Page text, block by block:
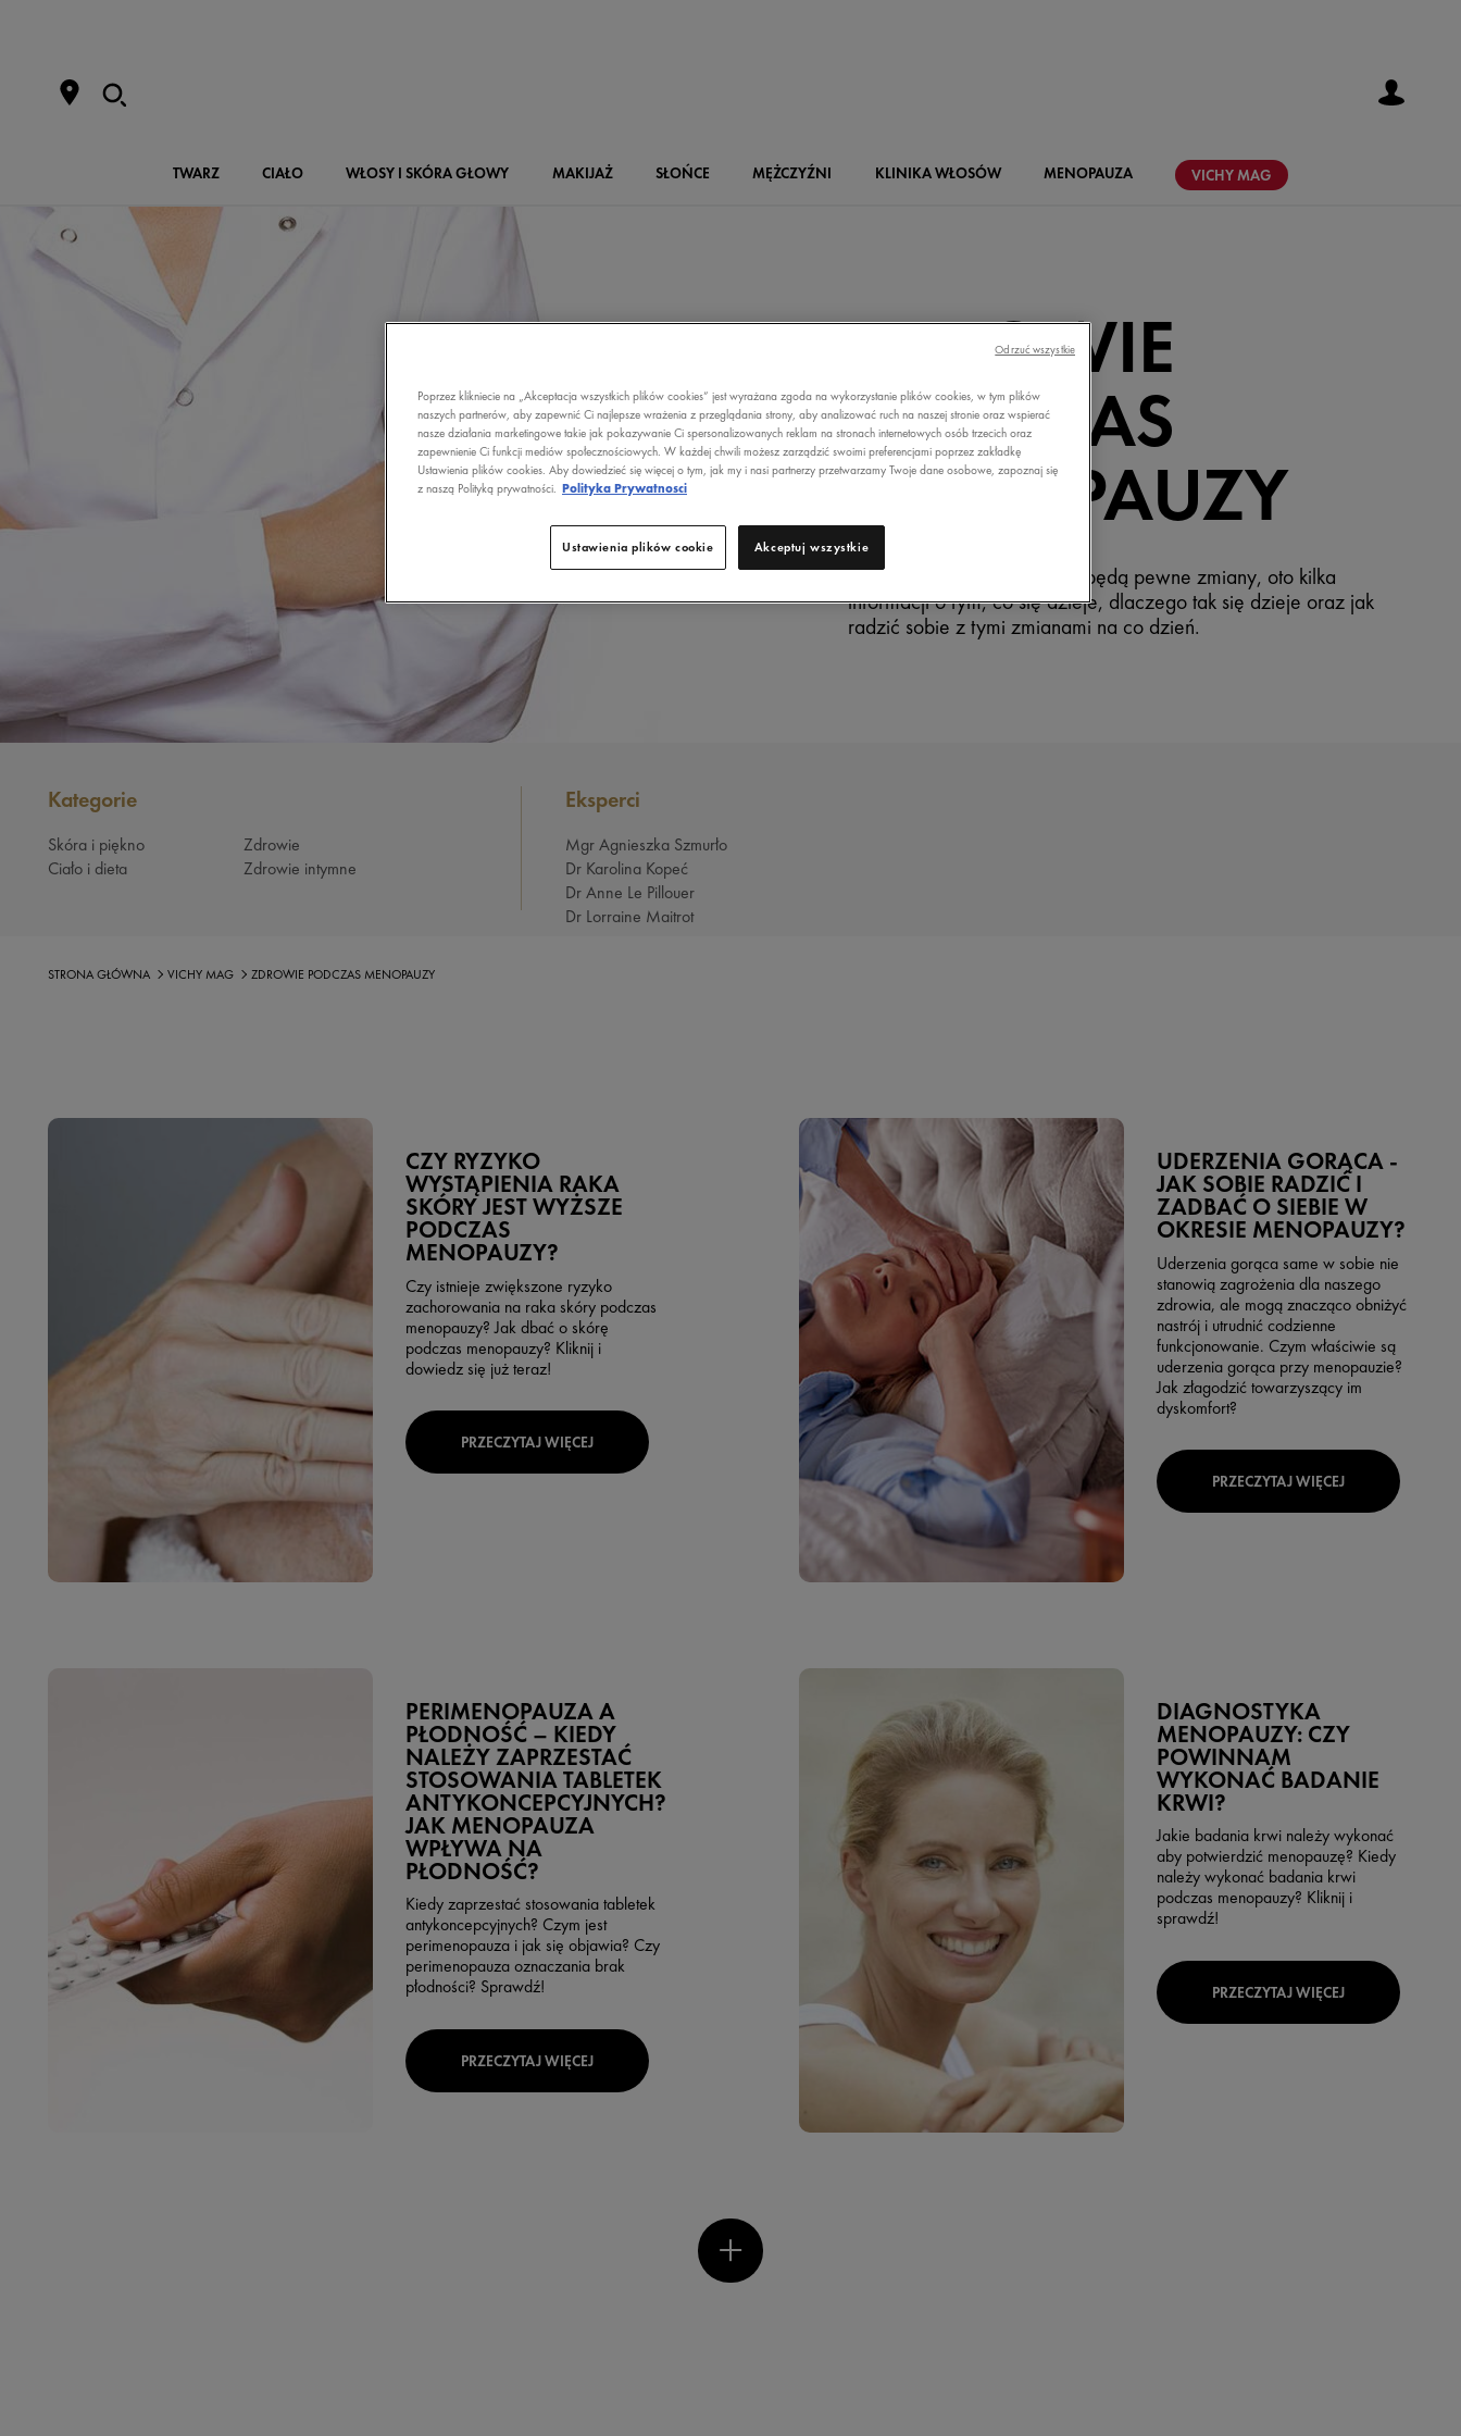
TWARZ CIAŁO WŁOSY I SKÓRA GŁOWY MAKIJAŻ SŁOŃCE MĘŻCZYŹNI KLINIKA WŁOSÓW MENOPAUZA VICHY MAG
ZDROWIE
PODCZAS
MENOPAUZY
W Twoim ciele nastepować będą pewne zmiany, oto kilka
informacji o tym, co się dzieje, dlaczego tak się dzieje oraz jak
radzić sobie z tymi zmianami na co dzień.
Kategorie
Skóra i piękno
Zdrowie
Ciało i dieta
Zdrowie intymne
Eksperci
Mgr Agnieszka Szmurło
Dr Karolina Kopeć
Dr Anne Le Pillouer
Dr Lorraine Maitrot
STRONA GŁÓWNA VICHY MAG ZDROWIE PODCZAS MENOPAUZY
CZY RYZYKO
WYSTĄPIENIA RAKA
SKÓRY JEST WYŻSZE
PODCZAS
MENOPAUZY?
Czy istnieje zwiększone ryzyko
zachorowania na raka skóry podczas
menopauzy? Jak dbać o skórę
podczas menopauzy? Kliknij i
dowiedz się już teraz!
PRZECZYTAJ WIĘCEJ
UDERZENIA GORĄCA -
JAK SOBIE RADZIĆ I
ZADBAĆ O SIEBIE W
OKRESIE MENOPAUZY?
Uderzenia gorąca same w sobie nie
stanowią zagrożenia dla naszego
zdrowia, ale mogą znacząco obniżyć
nastrój i utrudnić codzienne
funkcjonowanie. Czym właściwie są
uderzenia gorąca przy menopauzie?
Jak złagodzić towarzyszący im
dyskomfort?
PRZECZYTAJ WIĘCEJ
PERIMENOPAUZA A
PŁODNOŚĆ – KIEDY
NALEŻY ZAPRZESTAĆ
STOSOWANIA TABLETEK
ANTYKONCEPCYJNYCH?
JAK MENOPAUZA
WPŁYWA NA
PŁODNOŚĆ?
Kiedy zaprzestać stosowania tabletek
antykoncepcyjnych? Czym jest
perimenopauza i jak się objawia? Czy
perimenopauza oznaczania brak
płodności? Sprawdź!
PRZECZYTAJ WIĘCEJ
DIAGNOSTYKA
MENOPAUZY: CZY
POWINNAM
WYKONAĆ BADANIE
KRWI?
Jakie badania krwi należy wykonać
aby potwierdzić menopauzę? Kiedy
należy wykonać badania krwi
podczas menopauzy? Kliknij i
sprawdź!
PRZECZYTAJ WIĘCEJ
Poprzez klikniecie na „Akceptacja wszystkich plików cookies” jest wyrażana zgoda na wykorzystanie plików cookies, w tym plików
naszych partnerów, aby zapewnić Ci najlepsze wrażenia z przeglądania strony, aby analizować ruch na naszej stronie oraz wspierać
nasze działania marketingowe takie jak pokazywanie Ci spersonalizowanych reklam na stronach internetowych osób trzecich oraz
zapewnienie Ci funkcji mediów społecznościowych. W każdej chwili możesz zarządzić swoimi preferencjami poprzez zakładkę
Ustawienia plików cookies. Aby dowiedzieć się więcej o tym, jak my i nasi partnerzy przetwarzamy Twoje dane osobowe, zapoznaj się
z naszą Polityką prywatności. Polityka Prywatnosci
Ustawienia plików cookie Akceptuj wszystkie
Odrzuć wszystkie